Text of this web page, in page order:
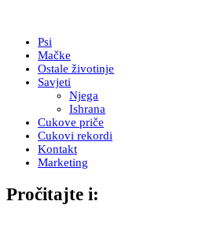
Psi
Mačke
Ostale životinje
Savjeti
Njega
Ishrana
Cukove priče
Cukovi rekordi
Kontakt
Marketing
Pročitajte i: